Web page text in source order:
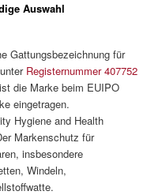
Auswahl
Gattungsbezeichnung für
Registernummer 407752
die Marke beim EUIPO
eingetragen.
Hygiene and Health
Markenschutz für
insbesondere
Windeln,